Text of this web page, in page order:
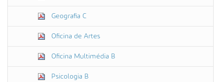
Geografia C
Oficina de Artes
Oficina Multimédia B
Psicologia B